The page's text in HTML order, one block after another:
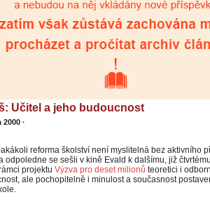
Učitel a jeho budoucnost
2000 ·
reforma školství není myslitelná bez aktivního
odpoledne se sešli v kině Evald k dalšímu, již
projektu Výzva pro deset milionů teoretici i
ale pochopitelně i minulost a současnost